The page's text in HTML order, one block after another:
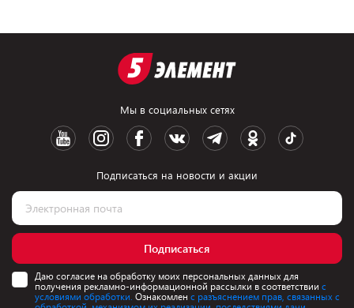
Мы в социальных сетях
Подписаться на новости и акции
Подписаться
Даю согласие на обработку моих персональных данных для
получения рекламно-информационной рассылки в соответствии с
условиями обработки. Ознакомлен с разъяснением прав, связанных с